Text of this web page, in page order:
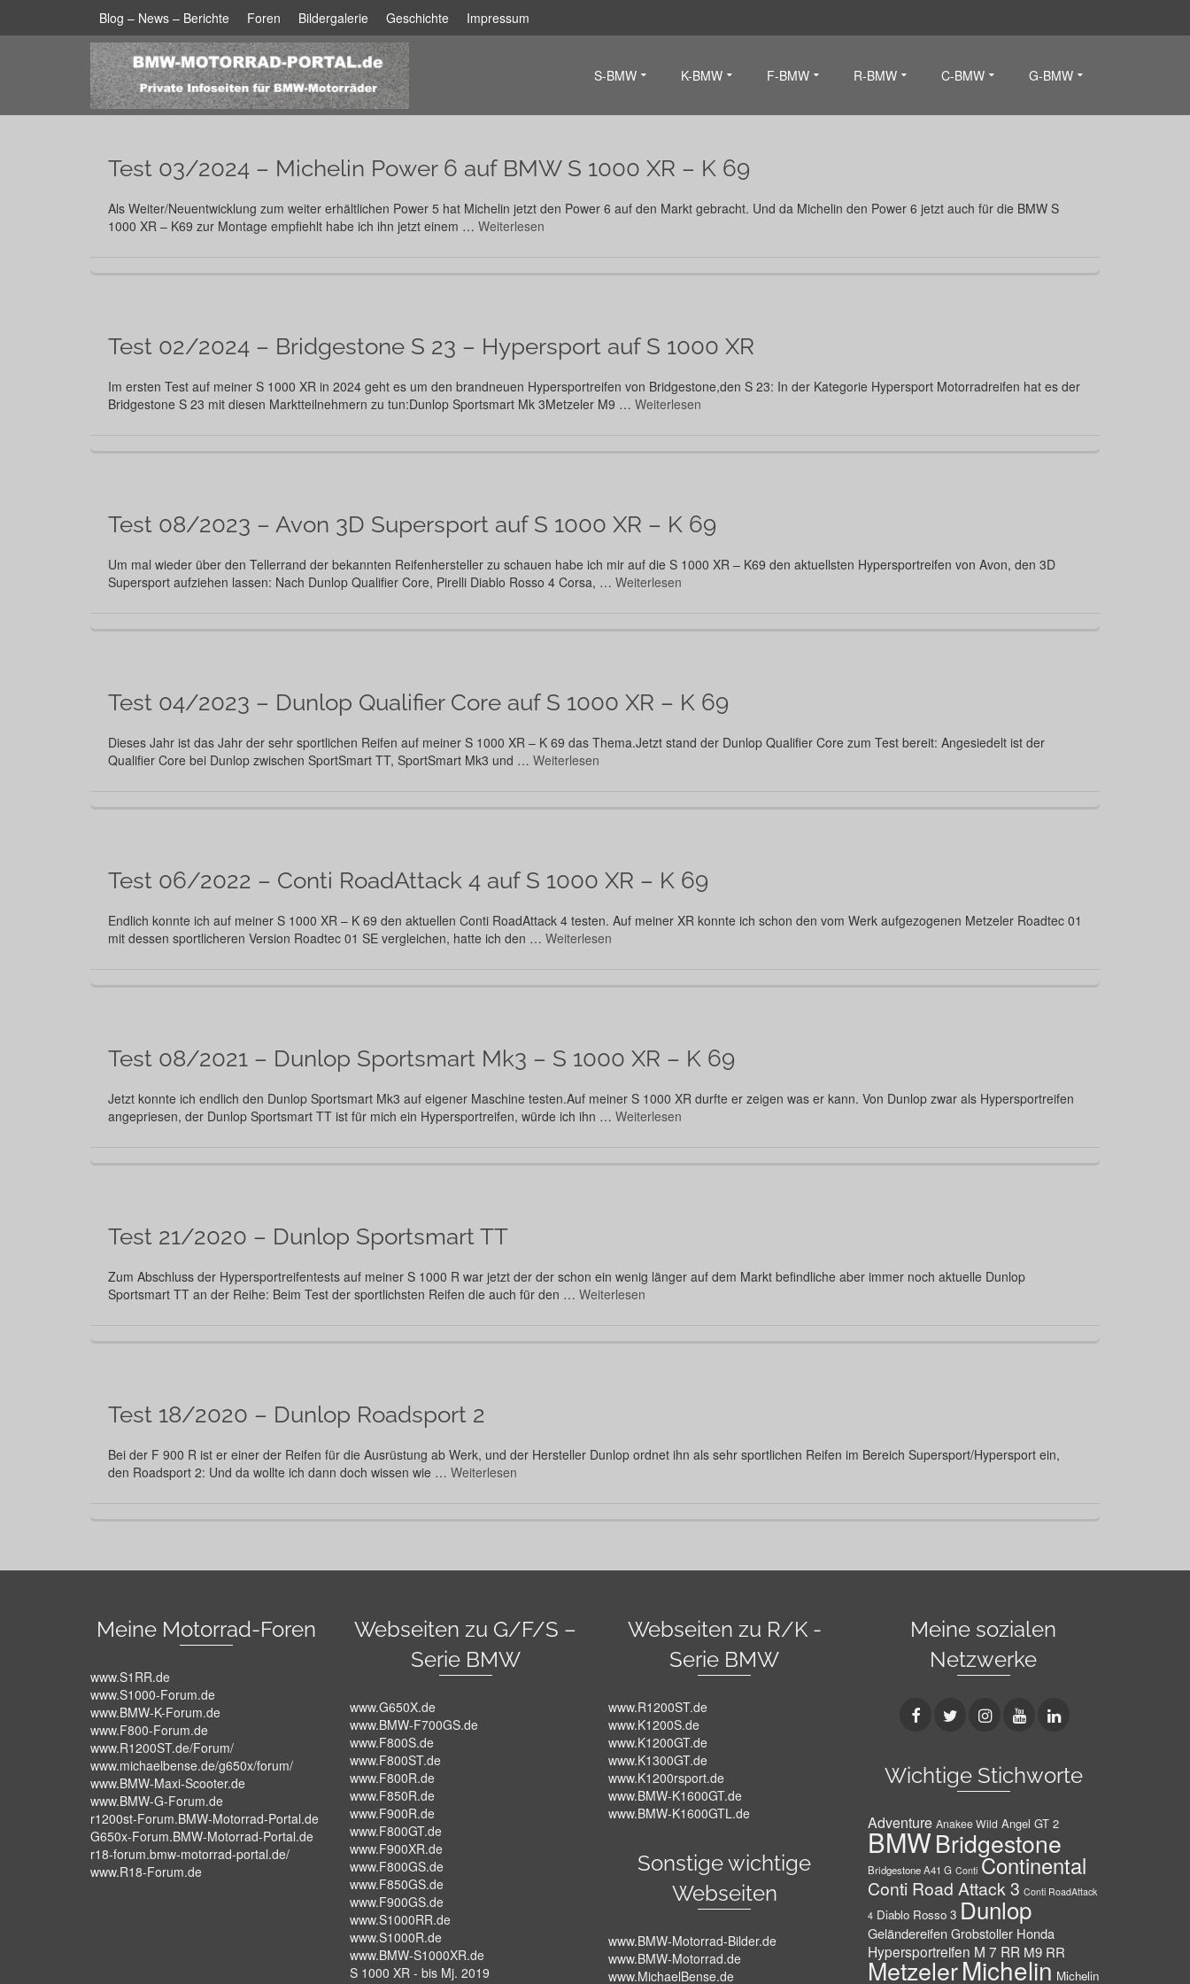
Blog – News – Berichte Foren Bildergalerie Geschichte Impressum
S-BMW K-BMW F-BMW R-BMW C-BMW G-BMW
Test 03/2024 – Michelin Power 6 auf BMW S 1000 XR – K 69
Als Weiter/Neuentwicklung zum weiter erhältlichen Power 5 hat Michelin jetzt den Power 6 auf den Markt gebracht. Und da Michelin den Power 6 jetzt auch für die BMW S
1000 XR – K69 zur Montage empfiehlt habe ich ihn jetzt einem … Weiterlesen
Test 02/2024 – Bridgestone S 23 – Hypersport auf S 1000 XR
Im ersten Test auf meiner S 1000 XR in 2024 geht es um den brandneuen Hypersportreifen von Bridgestone,den S 23: In der Kategorie Hypersport Motorradreifen hat es der
Bridgestone S 23 mit diesen Marktteilnehmern zu tun:Dunlop Sportsmart Mk 3Metzeler M9 … Weiterlesen
Test 08/2023 – Avon 3D Supersport auf S 1000 XR – K 69
Um mal wieder über den Tellerrand der bekannten Reifenhersteller zu schauen habe ich mir auf die S 1000 XR – K69 den aktuellsten Hypersportreifen von Avon, den 3D
Supersport aufziehen lassen: Nach Dunlop Qualifier Core, Pirelli Diablo Rosso 4 Corsa, … Weiterlesen
Test 04/2023 – Dunlop Qualifier Core auf S 1000 XR – K 69
Dieses Jahr ist das Jahr der sehr sportlichen Reifen auf meiner S 1000 XR – K 69 das Thema.Jetzt stand der Dunlop Qualifier Core zum Test bereit: Angesiedelt ist der
Qualifier Core bei Dunlop zwischen SportSmart TT, SportSmart Mk3 und … Weiterlesen
Test 06/2022 – Conti RoadAttack 4 auf S 1000 XR – K 69
Endlich konnte ich auf meiner S 1000 XR – K 69 den aktuellen Conti RoadAttack 4 testen. Auf meiner XR konnte ich schon den vom Werk aufgezogenen Metzeler Roadtec 01
mit dessen sportlicheren Version Roadtec 01 SE vergleichen, hatte ich den … Weiterlesen
Test 08/2021 – Dunlop Sportsmart Mk3 – S 1000 XR – K 69
Jetzt konnte ich endlich den Dunlop Sportsmart Mk3 auf eigener Maschine testen.Auf meiner S 1000 XR durfte er zeigen was er kann. Von Dunlop zwar als Hypersportreifen
angepriesen, der Dunlop Sportsmart TT ist für mich ein Hypersportreifen, würde ich ihn … Weiterlesen
Test 21/2020 – Dunlop Sportsmart TT
Zum Abschluss der Hypersportreifentests auf meiner S 1000 R war jetzt der der schon ein wenig länger auf dem Markt befindliche aber immer noch aktuelle Dunlop
Sportsmart TT an der Reihe: Beim Test der sportlichsten Reifen die auch für den … Weiterlesen
Test 18/2020 – Dunlop Roadsport 2
Bei der F 900 R ist er einer der Reifen für die Ausrüstung ab Werk, und der Hersteller Dunlop ordnet ihn als sehr sportlichen Reifen im Bereich Supersport/Hypersport ein,
den Roadsport 2: Und da wollte ich dann doch wissen wie … Weiterlesen
Meine Motorrad-Foren
www.S1RR.de
www.S1000-Forum.de
www.BMW-K-Forum.de
www.F800-Forum.de
www.R1200ST.de/Forum/
www.michaelbense.de/g650x/forum/
www.BMW-Maxi-Scooter.de
www.BMW-G-Forum.de
r1200st-Forum.BMW-Motorrad-Portal.de
G650x-Forum.BMW-Motorrad-Portal.de
r18-forum.bmw-motorrad-portal.de/
www.R18-Forum.de
Webseiten zu G/F/S –
Serie BMW
www.G650X.de
www.BMW-F700GS.de
www.F800S.de
www.F800ST.de
www.F800R.de
www.F850R.de
www.F900R.de
www.F800GT.de
www.F900XR.de
www.F800GS.de
www.F850GS.de
www.F900GS.de
www.S1000RR.de
www.S1000R.de
www.BMW-S1000XR.de
S 1000 XR - bis Mj. 2019
Webseiten zu R/K -
Serie BMW
www.R1200ST.de
www.K1200S.de
www.K1200GT.de
www.K1300GT.de
www.K1200rsport.de
www.BMW-K1600GT.de
www.BMW-K1600GTL.de
Sonstige wichtige
Webseiten
www.BMW-Motorrad-Bilder.de
www.BMW-Motorrad.de
www.MichaelBense.de
Meine sozialen
Netzwerke
Wichtige Stichworte
Adventure Anakee Wild Angel GT 2
BMWBridgestone
Bridgestone A41 G Conti Continental
Conti Road Attack 3 Conti RoadAttack
4 Diablo Rosso 3 Dunlop
Geländereifen Grobstoller Honda
Hypersportreifen M 7 RR M9 RR
MetzelerMichelin Michelin